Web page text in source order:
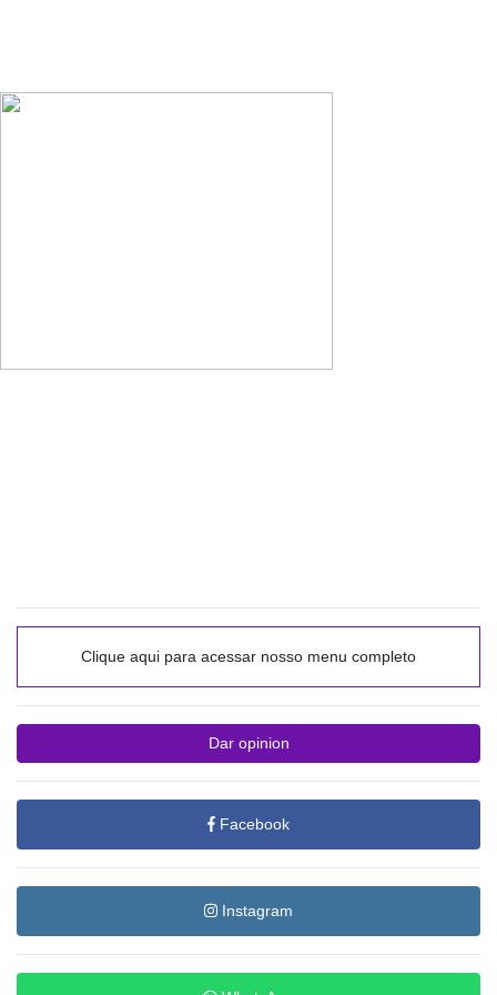
Clique aqui para acessar nosso menu completo
Dar opinion
Facebook
Instagram